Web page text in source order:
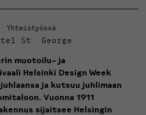
Yhteistyössä
St. George
muotoilu- ja
Helsinki Design Week
ja kutsuu juhlimaan
Vuonna 1911
sijaitsee Helsingin